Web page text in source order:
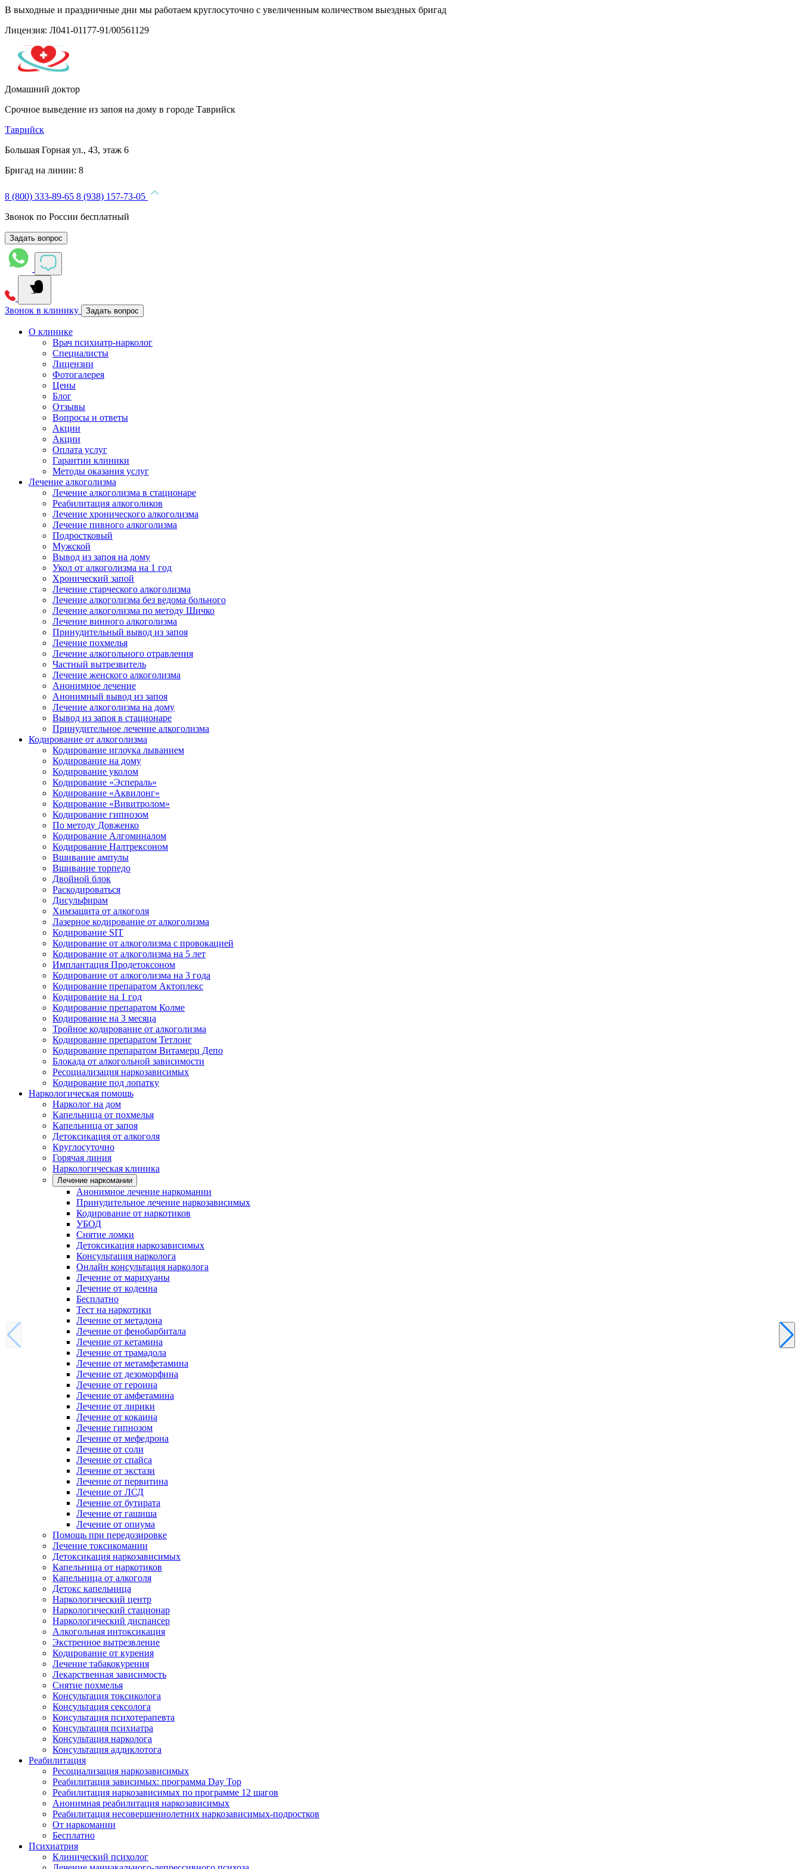
В выходные и праздничные дни мы работаем круглосуточно с увеличенным количеством выездных бригад
Лицензия: Л041-01177-91/00561129
Домашний доктор
Срочное выведение из запоя на дому в городе Таврийск
Таврийск
Большая Горная ул., 43, этаж 6
Бригад на линии: 8
8 (800) 333-89-65 8 (938) 157-73-05
Звонок по России бесплатный
Задать вопрос
Звонок в клинику Задать вопрос
О клинике
Врач психиатр-нарколог
Специалисты
Лицензии
Фотогалерея
Цены
Блог
Отзывы
Вопросы и ответы
Акции
Акции
Оплата услуг
Гарантии клиники
Методы оказания услуг
Лечение алкоголизма
Лечение алкоголизма в стационаре
Реабилитация алкоголиков
Лечение хронического алкоголизма
Лечение пивного алкоголизма
Подростковый
Мужской
Вывод из запоя на дому
Укол от алкоголизма на 1 год
Хронический запой
Лечение старческого алкоголизма
Лечение алкоголизма без ведома больного
Лечение алкоголизма по методу Шичко
Лечение винного алкоголизма
Принудительный вывод из запоя
Лечение похмелья
Лечение алкогольного отравления
Частный вытрезвитель
Лечение женского алкоголизма
Анонимное лечение
Анонимный вывод из запоя
Лечение алкоголизма на дому
Вывод из запоя в стационаре
Принудительное лечение алкоголизма
Кодирование от алкоголизма
Кодирование иглоука лыванием
Кодирование на дому
Кодирование уколом
Кодирование «Эспераль»
Кодирование «Аквилонг»
Кодирование «Вивитролом»
Кодирование гипнозом
По методу Довженко
Кодирование Алгоминалом
Кодирование Налтрексоном
Вшивание ампулы
Вшивание торпедо
Двойной блок
Раскодироваться
Дисульфирам
Химзащита от алкоголя
Лазерное кодирование от алкоголизма
Кодирование SIT
Кодирование от алкоголизма с провокацией
Кодирование от алкоголизма на 5 лет
Имплантация Продетоксоном
Кодирование от алкоголизма на 3 года
Кодирование препаратом Актоплекс
Кодирование на 1 год
Кодирование препаратом Колме
Кодирование на 3 месяца
Тройное кодирование от алкоголизма
Кодирование препаратом Тетлонг
Кодирование препаратом Витамерц Депо
Блокада от алкогольной зависимости
Ресоциализация наркозависимых
Кодирование под лопатку
Наркологическая помощь
Нарколог на дом
Капельница от похмелья
Капельница от запоя
Детоксикация от алкоголя
Круглосуточно
Горячая линия
Наркологическая клиника
Лечение наркомании
Анонимное лечение наркомании
Принудительное лечение наркозависимых
Кодирование от наркотиков
УБОД
Снятие ломки
Детоксикация наркозависимых
Консультация нарколога
Онлайн консультация нарколога
Лечение от марихуаны
Лечение от кодеина
Бесплатно
Тест на наркотики
Лечение от метадона
Лечение от фенобарбитала
Лечение от кетамина
Лечение от трамадола
Лечение от метамфетамина
Лечение от дезоморфина
Лечение от героина
Лечение от амфетамина
Лечение от лирики
Лечение от кокаина
Лечение гипнозом
Лечение от мефедрона
Лечение от соли
Лечение от спайса
Лечение от экстази
Лечение от первитина
Лечение от ЛСД
Лечение от бутирата
Лечение от гашиша
Лечение от опиума
Помощь при передозировке
Лечение токсикомании
Детоксикация наркозависимых
Капельница от наркотиков
Капельница от алкоголя
Детокс капельница
Наркологический центр
Наркологический стационар
Наркологический диспансер
Алкогольная интоксикация
Экстренное вытрезвление
Кодирование от курения
Лечение табакокурения
Лекарственная зависимость
Снятие похмелья
Консультация токсиколога
Консультация сексолога
Консультация психотерапевта
Консультация психиатра
Консультация нарколога
Консультация аддиклотога
Реабилитация
Ресоциализация наркозависимых
Реабилитация зависимых: программа Day Top
Реабилитация наркозависимых по программе 12 шагов
Анонимная реабилитация наркозависимых
Реабилитация несовершеннолетних наркозависимых-подростков
От наркомании
Бесплатно
Психиатрия
Клинический психолог